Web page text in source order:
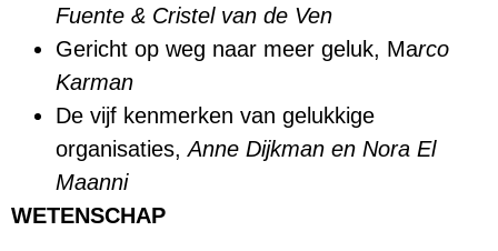
Fuente & Cristel van de Ven
Gericht op weg naar meer geluk, Marco
Karman
De vijf kenmerken van gelukkige
organisaties,Anne Dijkman en Nora El
Maanni
WETENSCHAP